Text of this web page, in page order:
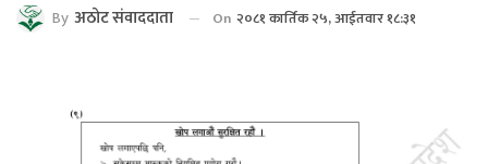
By अठाेट संवाददाता On २०८१ कार्तिक २५, आईतवार १८:३१